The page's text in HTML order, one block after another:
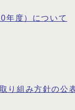
年度）について
り組み方針の公